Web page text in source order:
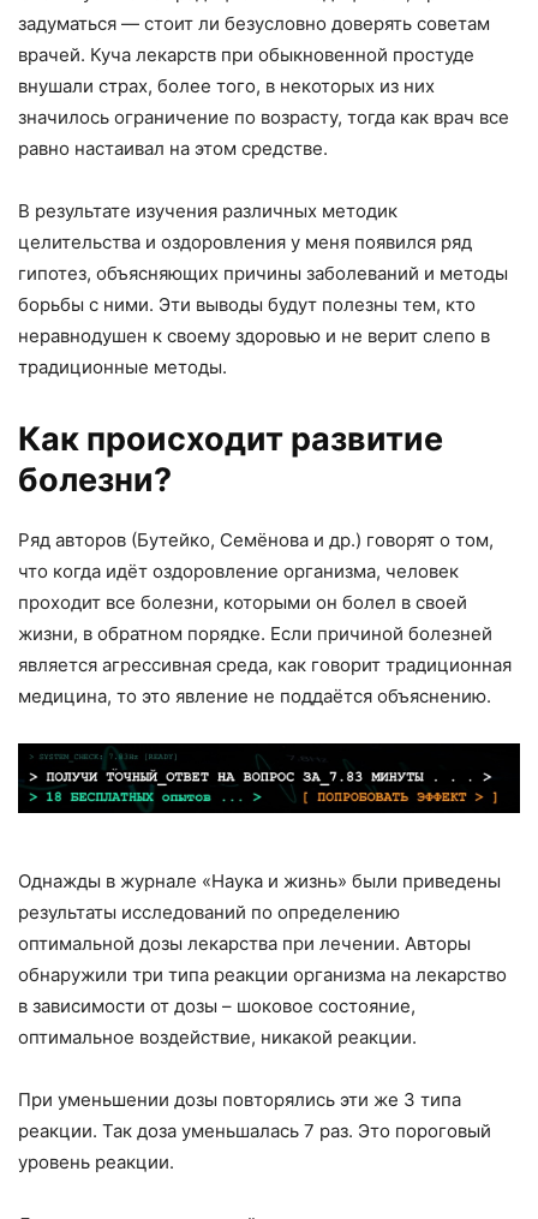
задуматься — стоит ли безусловно доверять советам
врачей. Куча лекарств при обыкновенной простуде
внушали страх, более того, в некоторых из них
значилось ограничение по возрасту, тогда как врач все
равно настаивал на этом средстве.
В результате изучения различных методик
целительства и оздоровления у меня появился ряд
гипотез, объясняющих причины заболеваний и методы
борьбы с ними. Эти выводы будут полезны тем, кто
неравнодушен к своему здоровью и не верит слепо в
традиционные методы.
Как происходит развитие
болезни?
Ряд авторов (Бутейко, Семёнова и др.) говорят о том,
что когда идёт оздоровление организма, человек
проходит все болезни, которыми он болел в своей
жизни, в обратном порядке. Если причиной болезней
является агрессивная среда, как говорит традиционная
медицина, то это явление не поддаётся объяснению.
Однажды в журнале «Наука и жизнь» были приведены
результаты исследований по определению
оптимальной дозы лекарства при лечении. Авторы
обнаружили три типа реакции организма на лекарство
в зависимости от дозы – шоковое состояние,
оптимальное воздействие, никакой реакции.
При уменьшении дозы повторялись эти же 3 типа
реакции. Так доза уменьшалась 7 раз. Это пороговый
уровень реакции.